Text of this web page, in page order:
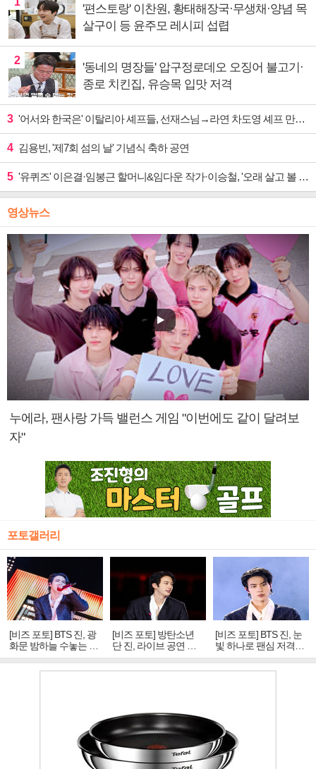
'편스토랑' 이찬원, 황태해장국·무생채·양념 목
살구이 등 윤주모 레시피 섭렵
2
'동네의 명장들' 압구정로데오 오징어 불고기·
종로 치킨집, 유승목 입맛 저격
3 '어서와 한국은' 이탈리아 셰프들, 선재스님→라연 차도영 셰프 만난다
4 김용빈, '제7회 섬의 날' 기념식 축하 공연
5 '유퀴즈' 이은결·임봉근 할머니&임다운 작가·이승철, '오래 살고 볼 일' 특집 출격
영상뉴스
누에라, 팬사랑 가득 밸런스 게임 "이번에도 같이 달려보
자"
포토갤러리
[비즈 포토] BTS 진, 광
화문 밤하늘 수놓는 '비
주얼 킹'의 열창
[비즈 포토] 방탄소년
단 진, 라이브 공연 중
빛나는 독보적 아우라
[비즈 포토] BTS 진, 눈
빛 하나로 팬심 저격…
독보적 카리스마